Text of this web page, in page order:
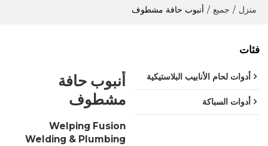
منزل / جميع / أنبوب حافة مشطوف
فئات
أدوات لحام الأنابيب البلاستيكية
أدوات السباكة
أنبوب حافة
مشطوف
Welping Fusion
Welding & Plumbing